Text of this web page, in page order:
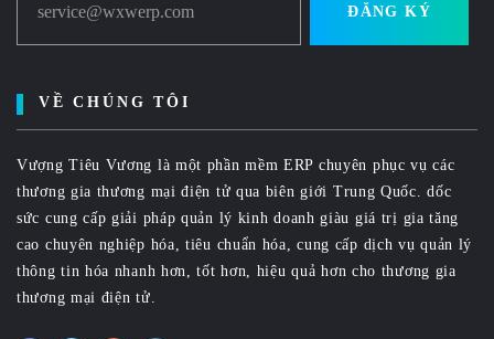
service@wxwerp.com ĐĂNG KÝ
VỀ CHÚNG TÔI
Vượng Tiêu Vương là một phần mềm ERP chuyên phục vụ các
thương gia thương mại điện tử qua biên giới Trung Quốc. dốc
sức cung cấp giải pháp quản lý kinh doanh giàu giá trị gia tăng
cao chuyên nghiệp hóa, tiêu chuẩn hóa, cung cấp dịch vụ quản lý
thông tin hóa nhanh hơn, tốt hơn, hiệu quả hơn cho thương gia
thương mại điện tử.